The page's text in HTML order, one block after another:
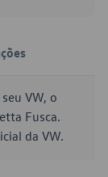
VW, o
Fusca.
da VW.